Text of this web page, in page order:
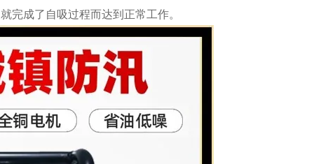
完成了自吸过程而达到正常工作。